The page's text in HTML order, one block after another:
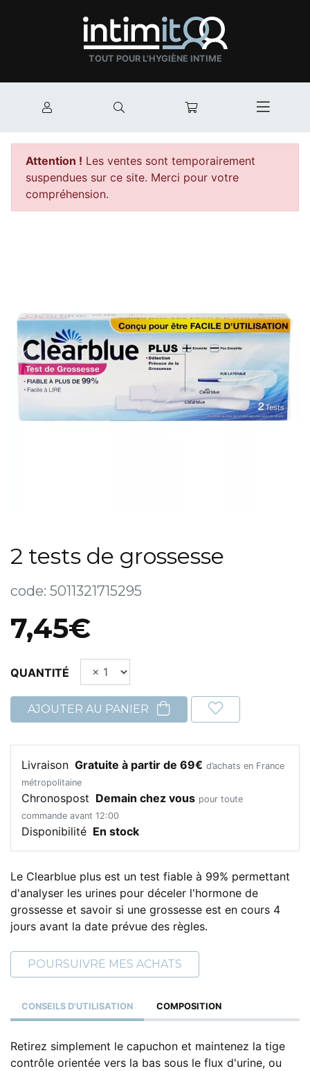
TOUT POUR L'HYGIÈNE INTIME
Mon compte Mon panier
Attention ! Les ventes sont temporairement
suspendues sur ce site. Merci pour votre
compréhension.
2 tests de grossesse
code: 5011321715295
7,45€
QUANTITÉ
AJOUTER AU PANIER
Livraison Gratuite à partir de 69€ d’achats en France
métropolitaine
Chronospost Demain chez vous pour toute
commande avant 12:00
Disponibilité En stock
Le Clearblue plus est un test fiable à 99% permettant
d'analyser les urines pour déceler l'hormone de
grossesse et savoir si une grossesse est en cours 4
jours avant la date prévue des règles.
POURSUIVRE MES ACHATS
CONSEILS D'UTILISATION COMPOSITION
Retirez simplement le capuchon et maintenez la tige
contrôle orientée vers la bas sous le flux d'urine, ou